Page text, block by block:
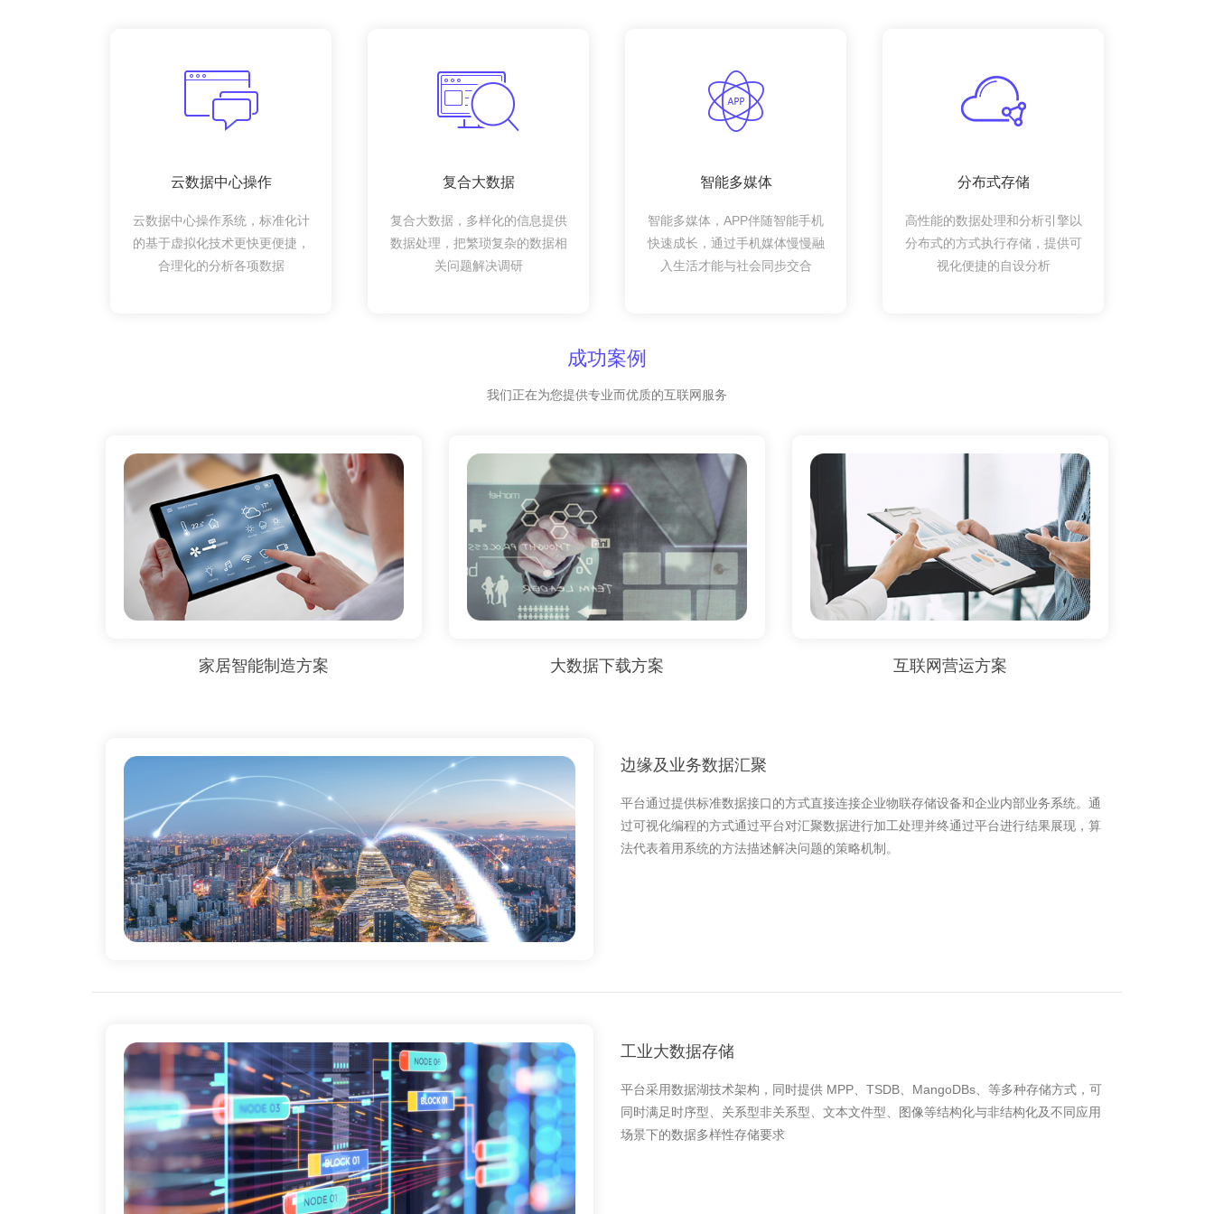
云数据中心操作
云数据中心操作系统，标准化计
的基于虚拟化技术更快更便捷，
合理化的分析各项数据
复合大数据
复合大数据，多样化的信息提供
数据处理，把繁琐复杂的数据相
关问题解决调研
智能多媒体
智能多媒体，APP伴随智能手机
快速成长，通过手机媒体慢慢融
入生活才能与社会同步交合
分布式存储
高性能的数据处理和分析引擎以
分布式的方式执行存储，提供可
视化便捷的自设分析
成功案例
我们正在为您提供专业而优质的互联网服务
家居智能制造方案 大数据下载方案 互联网营运方案
边缘及业务数据汇聚
平台通过提供标准数据接口的方式直接连接企业物联存储设备和企业内部业务系统。通
过可视化编程的方式通过平台对汇聚数据进行加工处理并终通过平台进行结果展现，算
法代表着用系统的方法描述解决问题的策略机制。
工业大数据存储
平台采用数据湖技术架构，同时提供 MPP、TSDB、MangoDBs、等多种存储方式，可
同时满足时序型、关系型非关系型、文本文件型、图像等结构化与非结构化及不同应用
场景下的数据多样性存储要求